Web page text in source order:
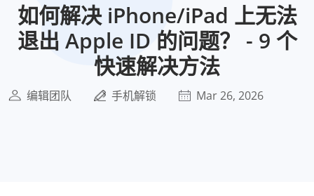
如何解决 iPhone/iPad 上无法
退出 Apple ID 的问题？ - 9 个
快速解决方法
编辑团队 手机解锁 Mar 26, 2026